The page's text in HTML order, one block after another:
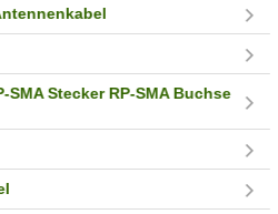
SMA Stecker RP-SMA Buchse